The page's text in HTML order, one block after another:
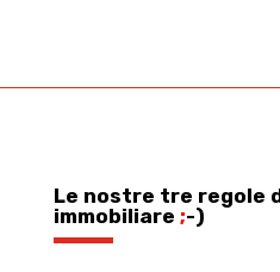
Le nostre tre regole
immobiliare ;-)